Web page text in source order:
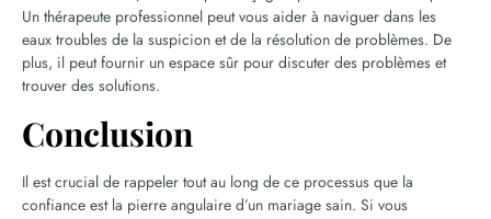
Un thérapeute professionnel peut vous aider à naviguer dans les
eaux troubles de la suspicion et de la résolution de problèmes. De
plus, il peut fournir un espace sûr pour discuter des problèmes et
trouver des solutions.
Conclusion
Il est crucial de rappeler tout au long de ce processus que la
confiance est la pierre angulaire d’un mariage sain. Si vous